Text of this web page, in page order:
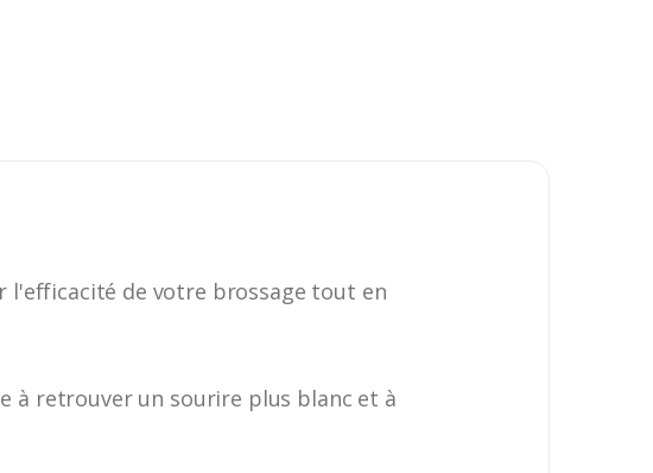
l'efficacité de votre brossage tout en
à retrouver un sourire plus blanc et à